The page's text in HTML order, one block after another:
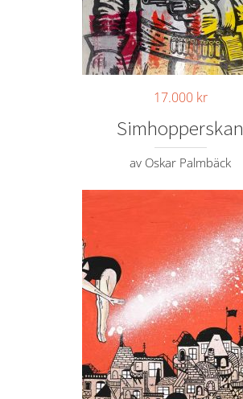
17.000 kr
Simhopperskan
av Oskar Palmbäck